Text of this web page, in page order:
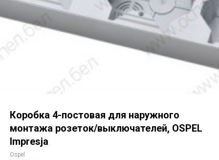
Коробка 4-постовая для наружного
монтажа розеток/выключателей, OSPEL
Impresja
Ospel